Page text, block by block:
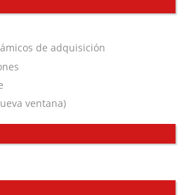
de adquisición
ventana)